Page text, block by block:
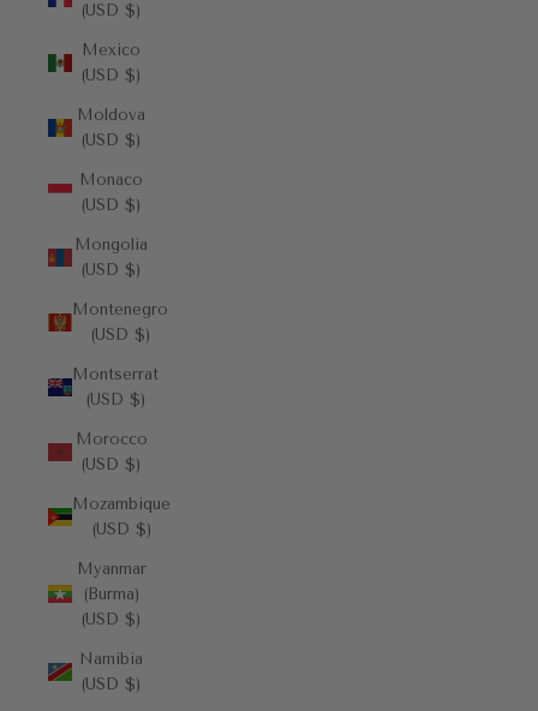
(USD $)
Mexico
(USD $)
Moldova
(USD $)
Monaco
(USD $)
Mongolia
(USD $)
Montenegro
(USD $)
Montserrat
(USD $)
Morocco
(USD $)
Mozambique
(USD $)
Myanmar
(Burma)
(USD $)
Namibia
(USD $)